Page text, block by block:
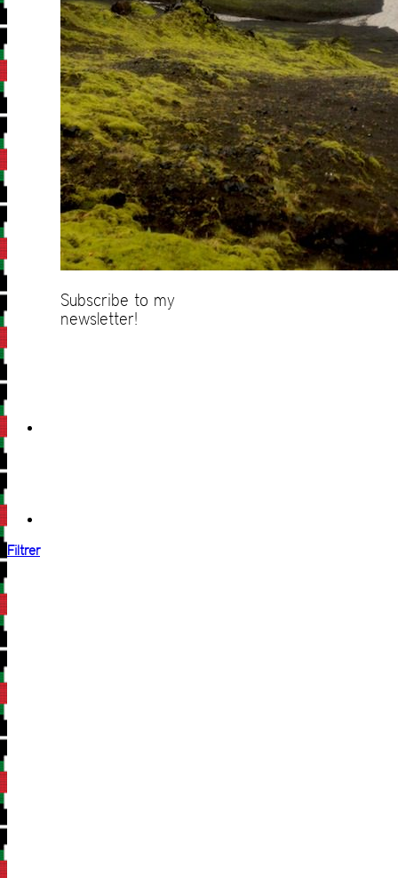
Subscribe to my
newsletter!
Filtrer